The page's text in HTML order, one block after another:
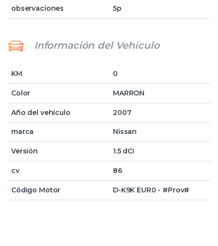
observaciones 5p
Información del Vehículo
KM 0
Color MARRON
Año del vehículo 2007
marca Nissan
Versión 1.5 dCi
cv 86
Código Motor D-K9K EUR0 - #Prov#